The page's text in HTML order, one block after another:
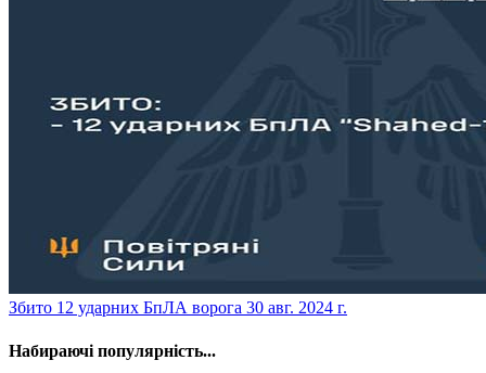
​Збито 12 ударних БпЛА ворога 30 авг. 2024 г.
Набираючі популярність...